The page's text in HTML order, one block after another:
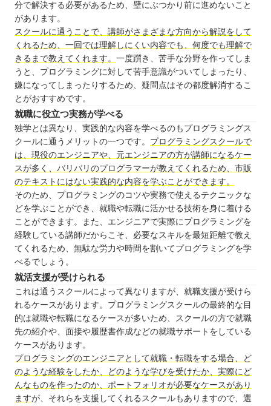
関東
近畿
中国
四国
九州 / 沖縄
分で解決する必要があるため、壁にぶつかり前に進めないこと
があります。
スクールに通うことで、講師がさまざまな方向から解説をして
くれるため、一回では理解しにくい内容でも、何度でも理解で
きるまで教えてくれます。 一度躓き、苦手な分野を作ってしま
うと、プログラミングに対して苦手意識がついてしまったり、
嫌になってしまったりするため、疑問点はその都度解消するこ
とがおすすめです。
就職に役立つ実務が学べる
独学とは異なり、実践的な内容を学べるのもプログラミングス
クールに通うメリットの一つです。 プログラミングスクールで
は、現役のエンジニアや、元エンジニアの方が講師になるケー
スが多く、バリバリのプログラマーが教えてくれるため、市販
のテキストにはない実践的な内容を学ぶことができます。
そのため、プログラミングのコツや実務で使えるテクニックな
どを学ぶことができ、就職や転職に活かせる技術を身に着ける
ことができます。また、エンジニアで実際にプログラミングを
経験している講師だからこそ、必要なスキルを最短距離で教え
てくれるため、無駄な労力や時間を割いてプログラミングを学
べるでしょう。
就活支援が受けられる
これは通うスクールによって異なりますが、就職支援が受けら
れるケースがあります。プログラミングスクールの最終的な目
的は就職や転職になるケースが多いため、スクールの方で就職
先の紹介や、面接や履歴書作成などの就職サポートをしている
ケースがあります。
プログラミングのエンジニアとして就職・転職をする場合、ど
のような経験をしたか、どのような学びを受けたか、実際にど
んなものを作ったのか、ポートフォリオが必要なケースがあり
ますが、それらを支援してくれるスクールもありますので、選